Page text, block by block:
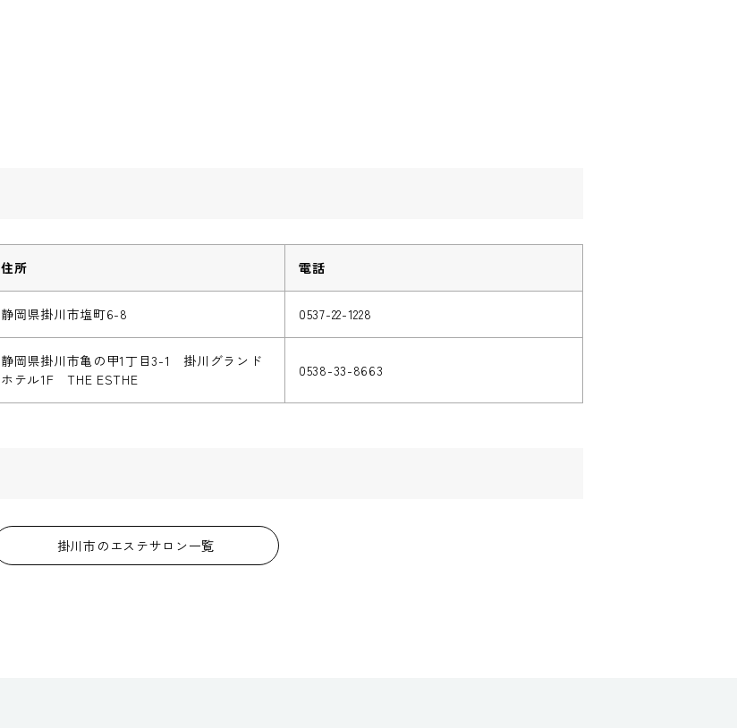
住所 電話
静岡県掛川市塩町6-8 0537-22-1228
静岡県掛川市亀の甲1丁目3-1 掛川グランド
ホテル1F THE ESTHE
0538-33-8663
掛川市のエステサロン一覧